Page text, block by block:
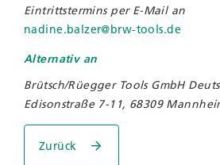
Eintrittstermins per E-Mail an
nadine.balzer@brw-tools.de
Alternativ an
Brütsch/Rüegger Tools GmbH
Edisonstraße 7-11, 68309
Zurück